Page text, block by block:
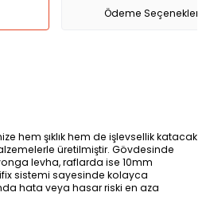
Ödeme Seçenekleri
hem şıklık hem de işlevsellik katacak
üretilmiştir. Gövdesinde
levha, raflarda ise 10mm
sistemi sayesinde kolayca
hata veya hasar riski en aza